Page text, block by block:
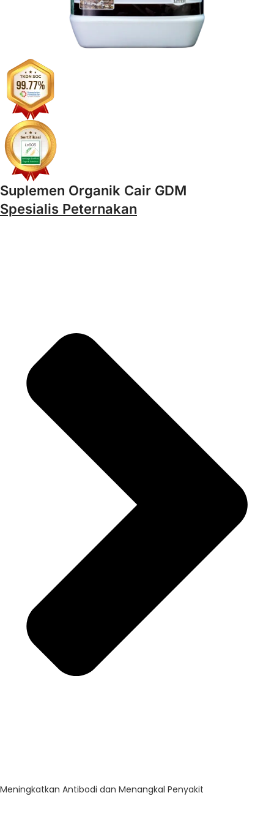
Suplemen Organik Cair GDM
Spesialis Peternakan
Meningkatkan Antibodi dan Menangkal Penyakit